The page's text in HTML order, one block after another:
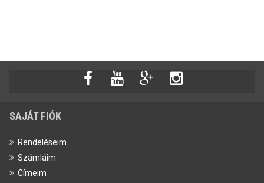
SAJÁT FIÓK
Rendeléseim
Számláim
Címeim